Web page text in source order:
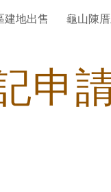
建地出售 龜山陳
申